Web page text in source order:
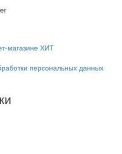
магазине ХИТ
персональных данных